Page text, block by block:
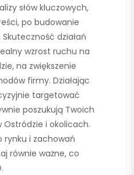
słów kluczowych,
po budowanie
działań
wzrost ruchu na
na zwiększenie
firmy. Działając
targetować
poszukują Twoich
Ostródzie i okolicach.
rynku i zachowań
równie ważne, co